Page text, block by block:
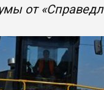
от